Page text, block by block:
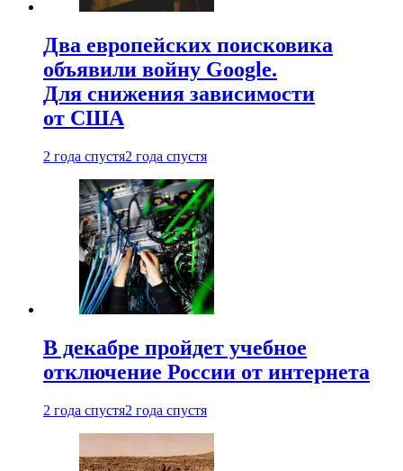
Два европейских поисковика
объявили войну Google.
Для снижения зависимости
от США
2 года спустя2 года спустя
В декабре пройдет учебное
отключение России от интернета
2 года спустя2 года спустя